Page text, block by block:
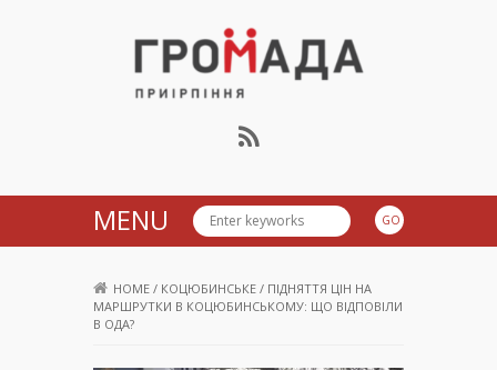
Громада Приірпіння
MENU
HOME / КОЦЮБИНСЬКЕ / ПІДНЯТТЯ ЦІН НА
МАРШРУТКИ В КОЦЮБИНСЬКОМУ: ЩО ВІДПОВІЛИ
В ОДА?